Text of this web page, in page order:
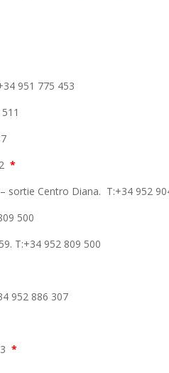
951 775 453
*
sortie Centro Diana. T:+34 952
500
T:+34 952 809 500
952 886 307
*